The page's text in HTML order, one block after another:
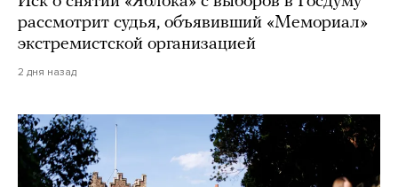
рассмотрит судья, объявивший «Мемориал»
экстремистской организацией
2 дня назад